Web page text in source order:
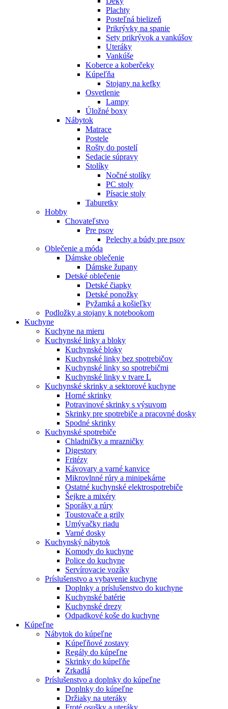
Plachty
Posteľná bielizeň
Prikrývky na spanie
Sety prikrývok a vankúšov
Uteráky
Vankúše
Koberce a koberčeky
Kúpeľňa
Stojany na kefky
Osvetlenie
Lampy
Úložné boxy
Nábytok
Matrace
Postele
Rošty do postelí
Sedacie súpravy
Stolíky
Nočné stolíky
PC stoly
Písacie stoly
Taburetky
Hobby
Chovateľstvo
Pre psov
Pelechy a búdy pre psov
Oblečenie a móda
Dámske oblečenie
Dámske župany
Detské oblečenie
Detské čiapky
Detské ponožky
Pyžamká a košieľky
Podložky a stojany k notebookom
Kuchyne
Kuchyne na mieru
Kuchynské linky a bloky
Kuchynské bloky
Kuchynské linky bez spotrebičov
Kuchynské linky so spotrebičmi
Kuchynské linky v tvare L
Kuchynské skrinky a sektorové kuchyne
Horné skrinky
Potravinové skrinky s výsuvom
Skrinky pre spotrebiče a pracovné dosky
Spodné skrinky
Kuchynské spotrebiče
Chladničky a mrazničky
Digestory
Fritézy
Kávovary a varné kanvice
Mikrovlnné rúry a minipekárne
Ostatné kuchynské elektrospotrebiče
Šejkre a mixéry
Sporáky a rúry
Toustovače a grily
Umývačky riadu
Varné dosky
Kuchynský nábytok
Komody do kuchyne
Police do kuchyne
Servírovacie vozíky
Príslušenstvo a vybavenie kuchyne
Doplnky a príslušenstvo do kuchyne
Kuchynské batérie
Kuchynské drezy
Odpadkové koše do kuchyne
Kúpeľne
Nábytok do kúpeľne
Kúpeľňové zostavy
Regály do kúpeľne
Skrinky do kúpeľňe
Zrkadlá
Príslušenstvo a doplnky do kúpeľne
Doplnky do kúpeľne
Držiaky na uteráky
Froté osušky a uteráky